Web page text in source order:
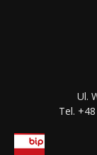
Ul.
Tel.